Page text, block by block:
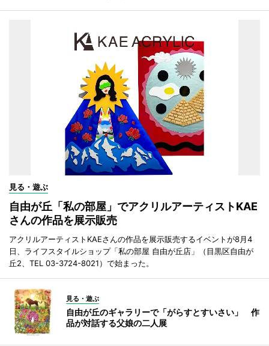
見る・遊ぶ
自由が丘「私の部屋」でアクリルアーティストKAE
さんの作品を展示販売
アクリルアーティストKAEさんの作品を展示販売するイベントが8月4
日、ライフスタイルショップ「私の部屋 自由が丘店」（目黒区自由が
丘2、TEL 03-3724-8021）で始まった。
見る・遊ぶ
自由が丘のギャラリーで「がらすとすいさい」 作
品が対話する父娘の二人展